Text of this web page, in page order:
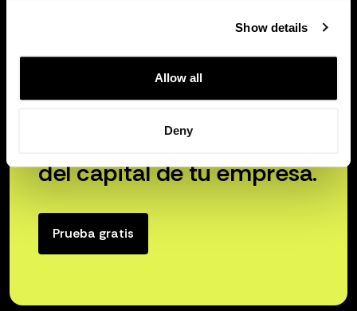
Show details
Allow all
Deny
Libera el verdadero poder
del capital de tu empresa.
Prueba gratis